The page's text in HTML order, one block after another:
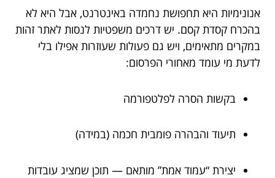
אנונימיות היא תחפושת נחמדה באינטרנט, אבל היא לא
בהכרח קסדת קסם. יש דרכים משפטיות לנסות לאתר זהות
במקרים מתאימים, ויש גם פעולות שעוזרות אפילו בלי
לדעת מי עומד מאחורי הפרסום:
בקשות הסרה לפלטפורמה
תיעוד והבהרה פומבית חכמה (במידה)
יצירת “עמוד אמת” מותאם — תוכן שמציג עובדות